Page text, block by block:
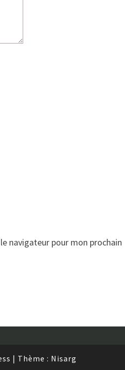
navigateur pour mon prochain
| Thème : Nisarg